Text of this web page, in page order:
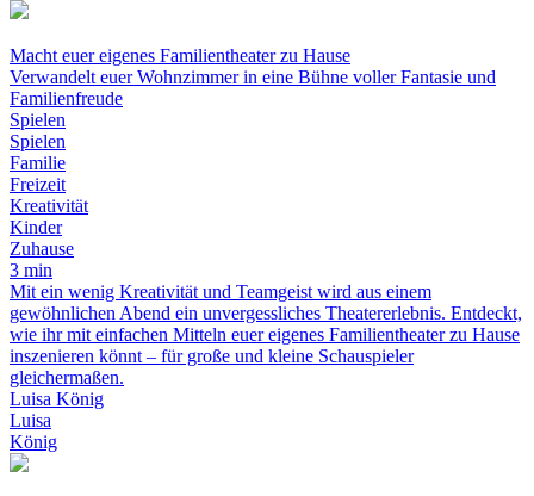
Macht euer eigenes Familientheater zu Hause
Verwandelt euer Wohnzimmer in eine Bühne voller Fantasie und
Familienfreude
Spielen
Spielen
Familie
Freizeit
Kreativität
Kinder
Zuhause
3 min
Mit ein wenig Kreativität und Teamgeist wird aus einem
gewöhnlichen Abend ein unvergessliches Theatererlebnis. Entdeckt,
wie ihr mit einfachen Mitteln euer eigenes Familientheater zu Hause
inszenieren könnt – für große und kleine Schauspieler
gleichermaßen.
Luisa König
Luisa
König